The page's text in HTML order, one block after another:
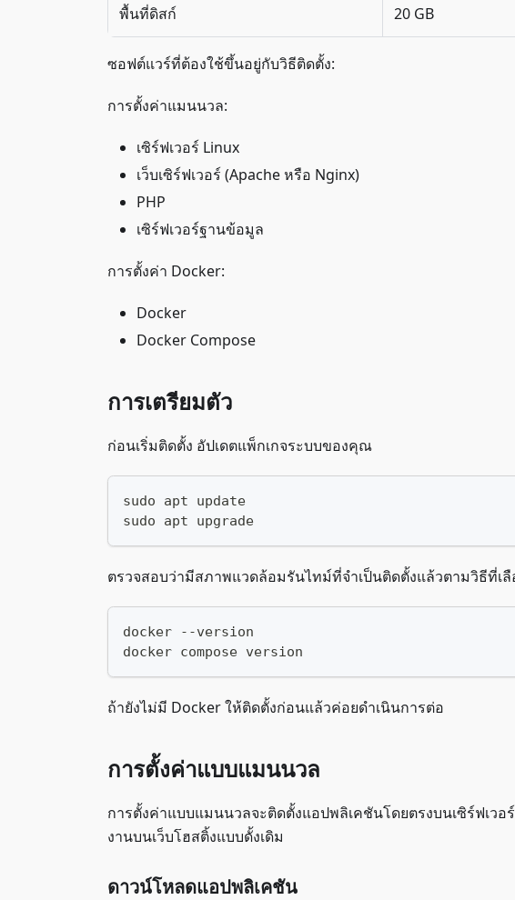
พื้นที่ดิสก์ 20 GB
ซอฟต์แวร์ที่ต้องใช้ขึ้นอยู่กับวิธีติดตั้ง:
การตั้งค่าแมนนวล:
เซิร์ฟเวอร์ Linux
เว็บเซิร์ฟเวอร์ (Apache หรือ Nginx)
PHP
เซิร์ฟเวอร์ฐานข้อมูล
การตั้งค่า Docker:
Docker
Docker Compose
การเตรียมตัว
ก่อนเริ่มติดตั้ง อัปเดตแพ็กเกจระบบของคุณ
sudo apt update
sudo apt upgrade
ตรวจสอบว่ามีสภาพแวดล้อมรันไทม์ที่จำเป็นติดตั้งแล้วตามวิธีที่เ
docker --version
docker compose version
ถ้ายังไม่มี Docker ให้ติดตั้งก่อนแล้วค่อยดำเนินการต่อ
การตั้งค่าแบบแมนนวล
การตั้งค่าแบบแมนนวลจะติดตั้งแอปพลิเคชันโดยตรงบนเซิร์ฟเ
งานบนเว็บโฮสติ้งแบบดั้งเดิม
ดาวน์โหลดแอปพลิเคชัน